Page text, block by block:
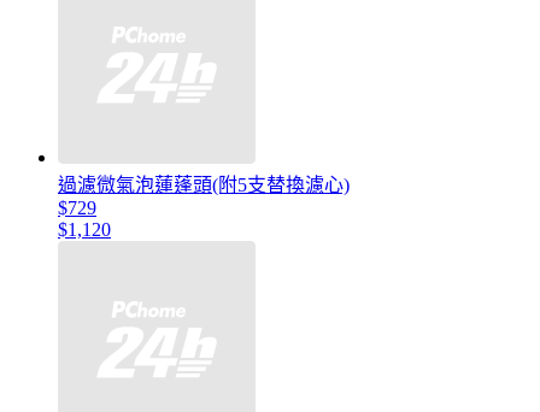
過濾微氣泡蓮蓬頭(附5支替換濾心)
$729
$1,120